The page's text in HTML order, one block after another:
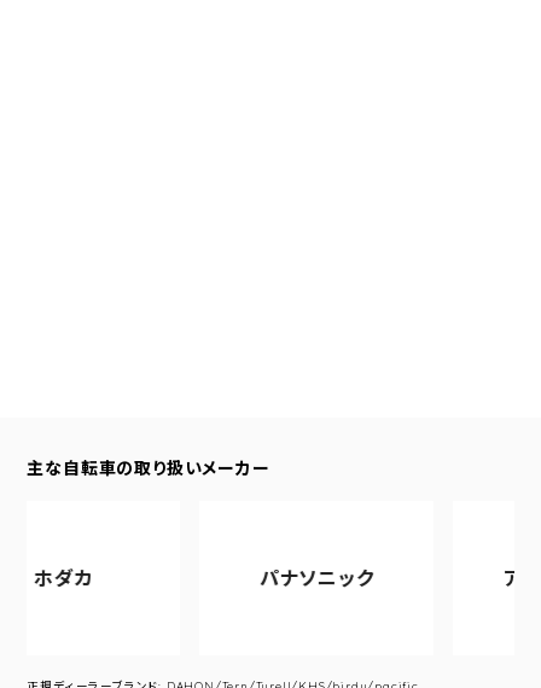
主な自転車の取り扱いメーカー
パナソニック アサヒサ